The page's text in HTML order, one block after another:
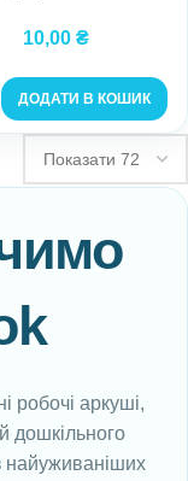
10,00 ₴
ДОДАТИ В КОШИК
робочі аркуші,
дошкільного
найуживаніших